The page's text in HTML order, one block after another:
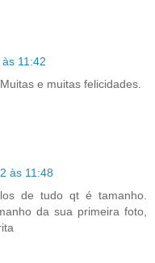
11:42
e muitas felicidades.
às 11:48
de tudo qt é tamanho.
da sua primeira foto,